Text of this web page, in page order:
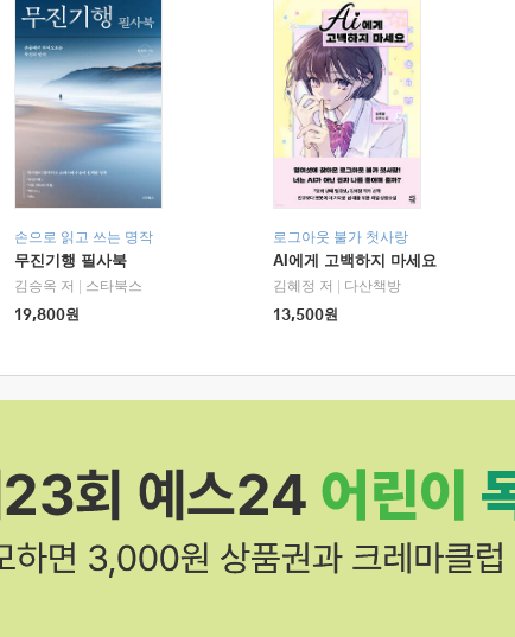
손으로 읽고 쓰는 명작
무진기행 필사북
김승옥 저
스타북스
19,800원
로그아웃 불가 첫사랑
AI에게 고백하지 마세요
김혜정 저
다산책방
13,500원